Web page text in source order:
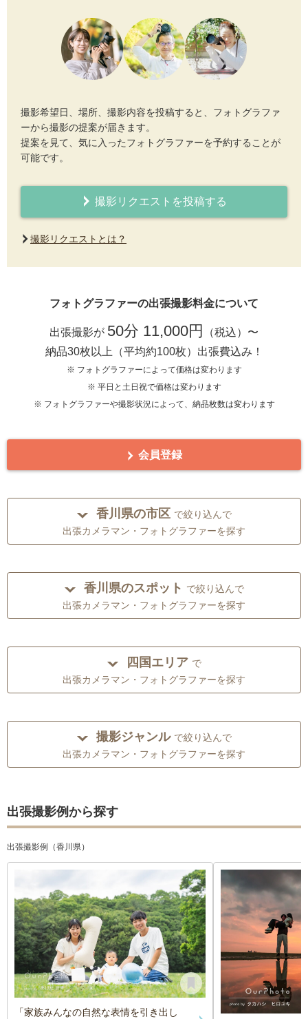
撮影希望日、場所、撮影内容を投稿すると、フォトグラファ
ーから撮影の提案が届きます。
提案を見て、気に入ったフォトグラファーを予約することが
可能です。
撮影リクエストを投稿する
撮影リクエストとは？
フォトグラファーの出張撮影料金について
出張撮影が 50分 11,000円
（税込）〜
納品30枚以上（平均約100枚）出張費込み！
※ フォトグラファーによって価格は変わります
※ 平日と土日祝で価格は変わります
※ フォトグラファーや撮影状況によって、納品枚数は変わります
会員登録
香川県の市区 で絞り込んで
出張カメラマン・フォトグラファーを探す
香川県のスポット で絞り込んで
出張カメラマン・フォトグラファーを探す
四国エリア で
出張カメラマン・フォトグラファーを探す
撮影ジャンル で絞り込んで
出張カメラマン・フォトグラファーを探す
出張撮影例から探す
出張撮影例（香川県）
「家族みんなの自然な表情を引き出し